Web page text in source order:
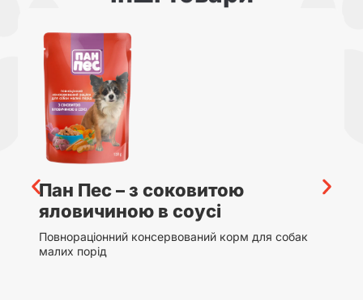
Пан Пес – з соковитою
яловичиною в соусі
Повнораціонний консервований корм для собак
малих порід